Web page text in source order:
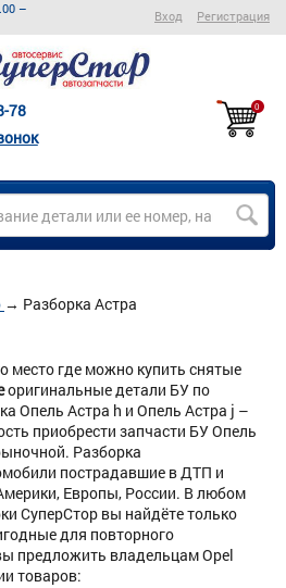
–
Вход Регистрация
78
0
→ Разборка Астра
место где можно купить снятые
оригинальные детали БУ по
Опель Астра h и Опель Астра j –
приобрести запчасти БУ Опель
Разборка
пострадавшие в ДТП и
Европы, России. В любом
СуперСтор вы найдёте только
для повторного
предложить владельцам Opel
товаров: